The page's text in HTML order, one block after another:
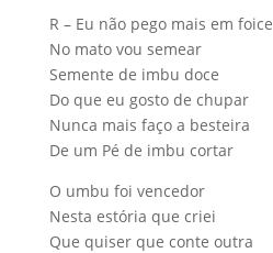
R – Eu não pego mais em foice
No mato vou semear
Semente de imbu doce
Do que eu gosto de chupar
Nunca mais faço a besteira
De um Pé de imbu cortar
O umbu foi vencedor
Nesta estória que criei
Que quiser que conte outra